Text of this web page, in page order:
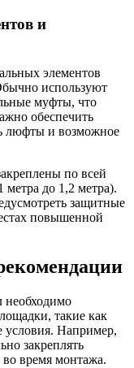
и
элементов
используют
муфты, что
обеспечить
люфты и возможное
по всей
метра до 1,2 метра).
защитные
повышенной
необходимо
такие как
условия. Например,
закреплять
время монтажа.